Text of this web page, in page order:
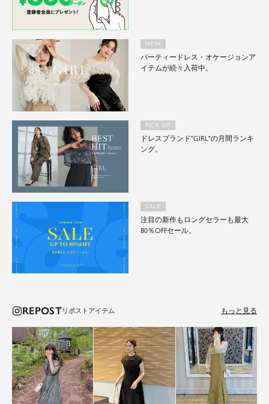
NEW
パーティードレス・オケージョンア
イテムが続々入荷中。
PICK UP
ドレスブランド"GIRL"の月間ランキ
ング。
SALE
注目の新作もロングセラーも最大
80％OFFセール。
REPOST もっと見る